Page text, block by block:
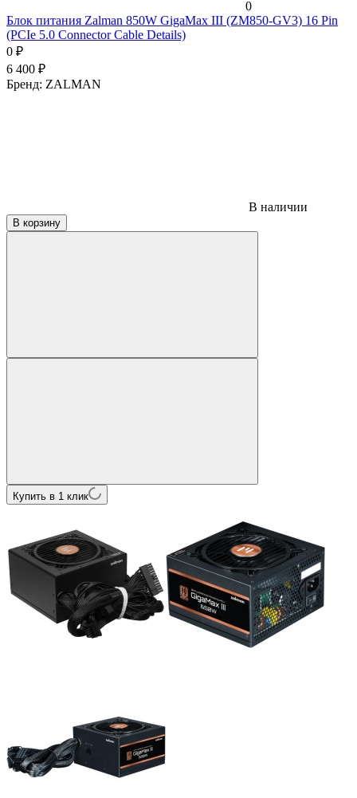
0
Блок питания Zalman 850W GigaMax III (ZM850-GV3) 16 Pin
(PCIe 5.0 Connector Cable Details)
0 ₽
6 400 ₽
Бренд: ZALMAN
В наличии
В корзину
Купить в 1 клик